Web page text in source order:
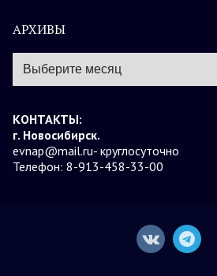
АРХИВЫ
Архивы
КОНТАКТЫ:
г. Новосибирск.
evnap@mail.ru- круглосуточно
Телефон: 8-913-458-33-00